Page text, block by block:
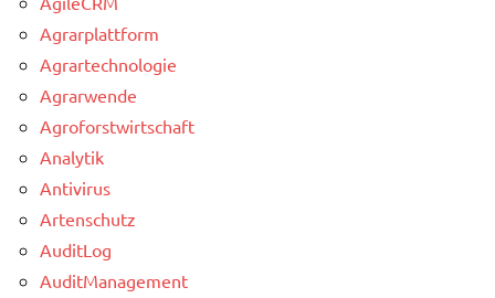
Agrarplattform
Agrartechnologie
Agrarwende
Agroforstwirtschaft
Analytik
Antivirus
Artenschutz
AuditLog
AuditManagement